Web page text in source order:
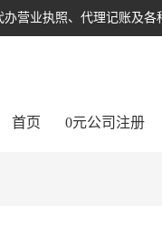
营业执照、代理记账及各
首页 0元公司注册